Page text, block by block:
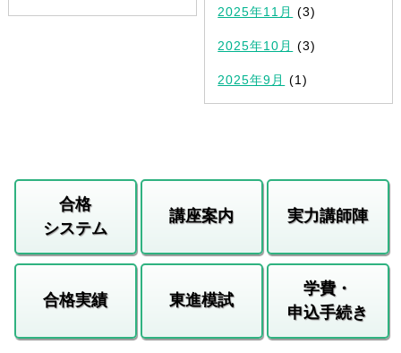
2025年11月 (3)
2025年10月 (3)
2025年9月 (1)
合格
システム
講座案内 実力講師陣
合格実績 東進模試
学費・
申込手続き